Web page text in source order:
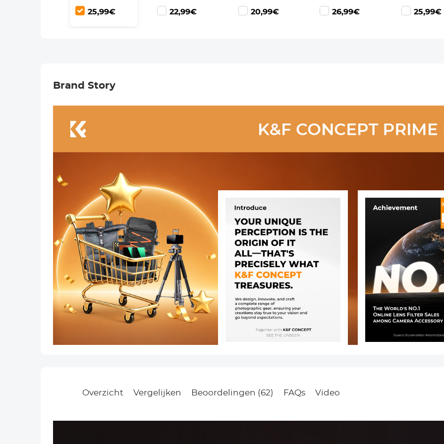
Stuks
Reinigingsdoekje
25,99€
Stuks
Reinigingsdoekje
22,99€
Stuks
Reinigingsdoekje
20,99€
Stuks
Reinigingsdoekje
26,99€
Stuks
25,99€
Brand Story
Overzicht Vergelijken Beoordelingen (62) FAQs Video